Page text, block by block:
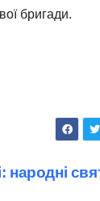
бригади.
народні